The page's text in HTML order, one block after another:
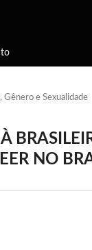
Gênero e Sexualidade
NO